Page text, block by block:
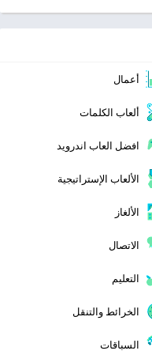
أعمال
ألعاب الكلمات
افضل العاب اندرويد
الألعاب الإستراتيجية
الألغاز
الاتصال
التعليم
الخرائط والتنقل
السباقات